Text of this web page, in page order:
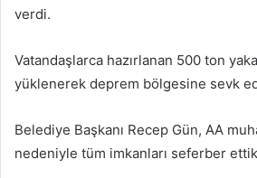
verdi.
Vatandaşlarca hazırlanan 500 ton
yüklenerek deprem bölgesine sevk
Belediye Başkanı Recep Gün, AA
nedeniyle tüm imkanları seferber